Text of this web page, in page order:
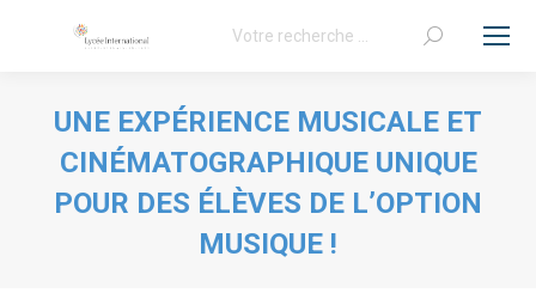
Recherche
UNE EXPÉRIENCE MUSICALE ET
CINÉMATOGRAPHIQUE UNIQUE
POUR DES ÉLÈVES DE L’OPTION
MUSIQUE !